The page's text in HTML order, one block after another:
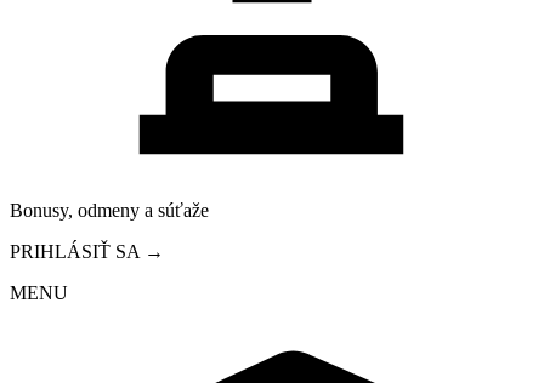
Bonusy, odmeny a súťaže
PRIHLÁSIŤ SA →
MENU